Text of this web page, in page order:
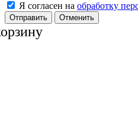
Я согласен на обработку
Отменить